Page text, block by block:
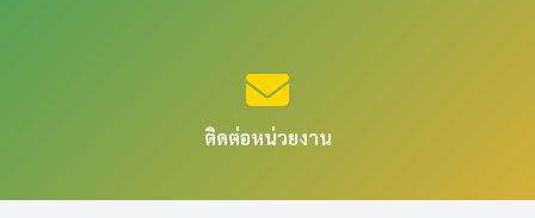
ติดต่อหน่วยงาน